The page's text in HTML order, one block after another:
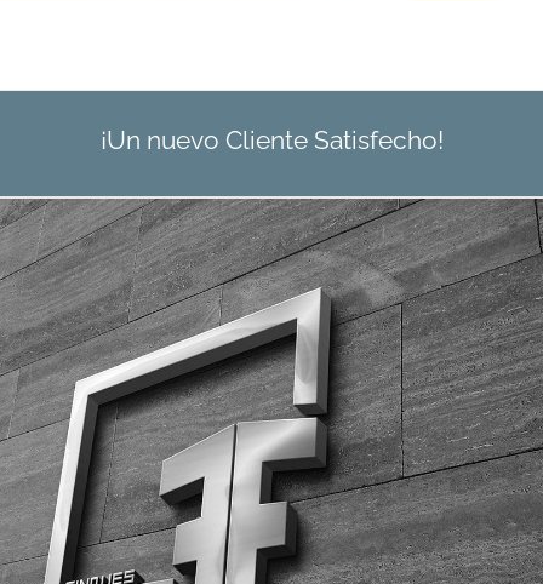
¡Un nuevo Cliente Satisfecho!